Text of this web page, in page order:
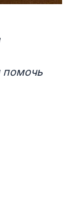
помочь